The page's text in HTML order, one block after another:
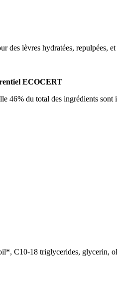
des lèvres hydratées, repulpées, et
ECOCERT
46% du total des ingrédients sont
C10-18 triglycerides, glycerin,